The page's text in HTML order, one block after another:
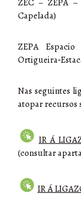
ZEC – ZEPA
Capelada)
ZEPA
Nas seguintes
atopar recursos
IR Á
(consultar
IR Á